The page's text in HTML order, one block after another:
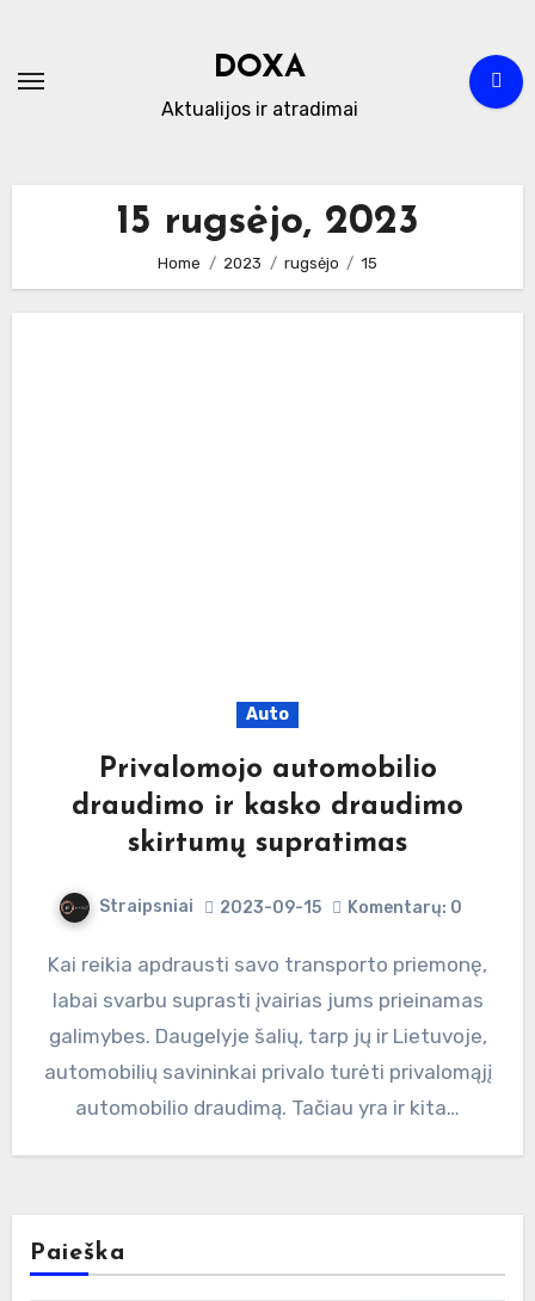
content
DOXA
Aktualijos ir atradimai
15 rugsėjo, 2023
Home 2023 rugsėjo 15
Auto
Privalomojo automobilio
draudimo ir kasko draudimo
skirtumų supratimas
Straipsniai 2023-09-15 Komentarų: 0
Kai reikia apdrausti savo transporto priemonę,
labai svarbu suprasti įvairias jums prieinamas
galimybes. Daugelyje šalių, tarp jų ir Lietuvoje,
automobilių savininkai privalo turėti privalomąjį
automobilio draudimą. Tačiau yra ir kita…
Paieška